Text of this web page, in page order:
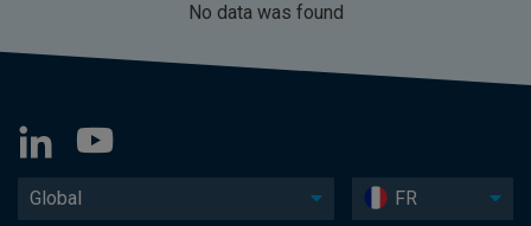
No data was found
Global FR